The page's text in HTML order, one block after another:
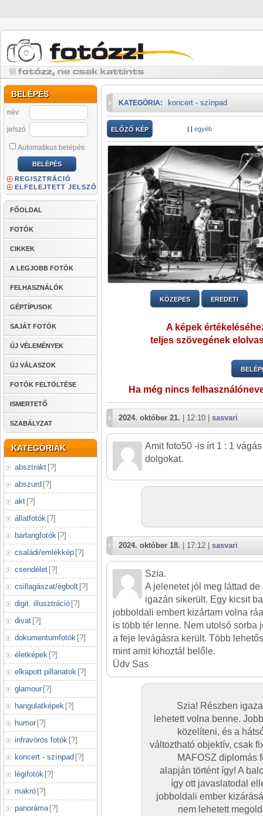
BELÉPÉS
név
jelszó
Automatikus belépés
REGISZTRÁCIÓ
ELFELEJTETT JELSZÓ
FŐOLDAL
FOTÓK
CIKKEK
A LEGJOBB FOTÓK
FELHASZNÁLÓK
GÉPTÍPUSOK
SAJÁT FOTÓK
ÚJ VÉLEMÉNYEK
ÚJ VÁLASZOK
FOTÓK FELTÖLTÉSE
ISMERTETŐ
SZABÁLYZAT
KATEGÓRIÁK
absztrakt [?]
abszurd [?]
akt [?]
állatfotók [?]
barlangfotók [?]
családi/emlékkép [?]
csendélet [?]
csillagászat/égbolt [?]
digit. illusztráció [?]
divat [?]
dokumentumfotók [?]
életképek [?]
elkapott pillanatok [?]
glamour [?]
hangulatképek [?]
humor [?]
infravörös fotók [?]
koncert - színpad [?]
légifotók [?]
makró [?]
panoráma [?]
KATEGÓRIA: koncert - színpad
ELŐZŐ KÉP | | egyéb
KÖZEPES EREDETI
A képek
teljes szövegének
Ha még nincs
2024. október 21. | 12:10 | sasvari
Amit foto50 -is írt 1 : 1
dolgokat.
2024. október 18. | 17:12 | sasvari
Szia.
A jelenetet jól meg láttad
igazán sikerült. Egy kicsit
jobboldali embert kizártam volna
is több tér lenne. Nem utolsó sorba
a feje levágásra került. Több
mint amit kihoztál belőle.
Üdv Sas
Szia! Részben
lehetett volna benne.
közelíteni, és a
változtható objektív, csak
MAFOSZ diplomás
alapján történt így! A
így ott javaslatodal
jobboldali ember
nem lehetett